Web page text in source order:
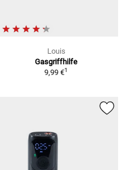
Louis
Gasgriffhilfe
9,99 €1